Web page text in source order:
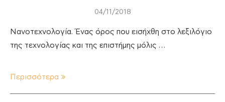
04/11/2018
Νανοτεχνολογία. Ένας όρος που εισήχθη στο λεξιλόγιο
της τεχνολογίας και της επιστήμης μόλις …
Περισσότερα